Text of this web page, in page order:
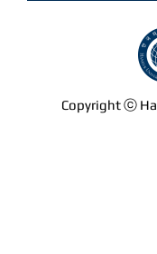
Copyright ⓒ